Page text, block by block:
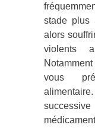
stade plus
alors
violents
vous